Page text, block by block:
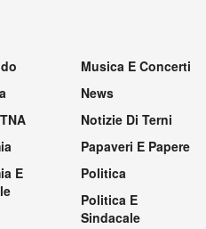
E
Musica E Concerti
News
Notizie Di Terni
Papaveri E Papere
Politica
Politica E
Sindacale